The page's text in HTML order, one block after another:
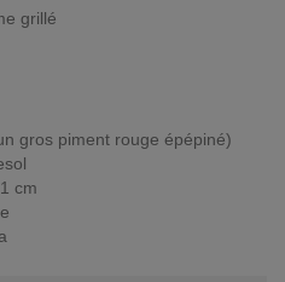
grillé
gros piment rouge épépiné)
cm